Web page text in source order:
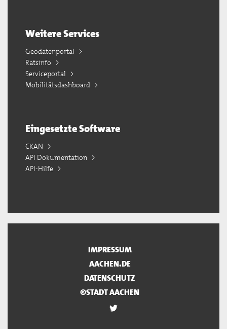
Weitere Services
Geodatenportal
Ratsinfo
Serviceportal
Mobilitätsdashboard
Eingesetzte Software
CKAN
API Dokumentation
API-Hilfe
IMPRESSUM
AACHEN.DE
DATENSCHUTZ
©STADT AACHEN